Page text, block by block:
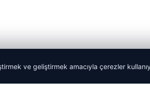
ve geliştirmek amacıyla çerezler